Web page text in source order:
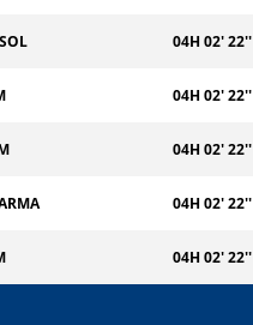
04H 02' 22''
04H 02' 22''
04H 02' 22''
04H 02' 22''
04H 02' 22''